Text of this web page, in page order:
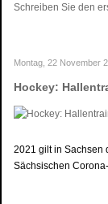
Schreiben Sie den
Montag, 22 November
Hockey:
2021 gilt in Sachsen
Sächsischen